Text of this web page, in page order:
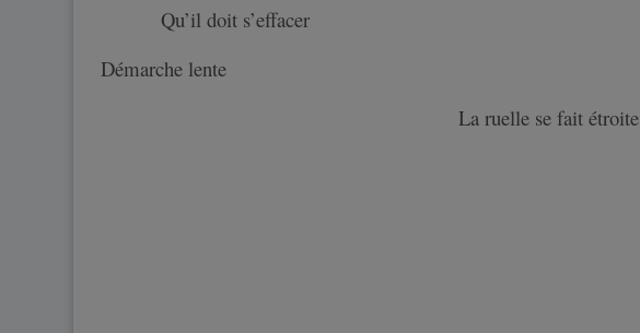
Qu’il doit s’effacer
Démarche lente
La ruelle se fait étroite